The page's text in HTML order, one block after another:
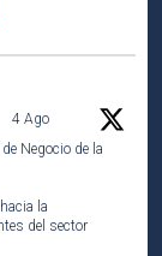
4 Ago
Negocio de la
hacia la
del sector